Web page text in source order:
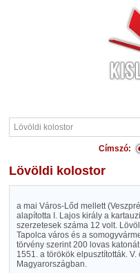
Címszó:
Lövöldi kolostor
a mai Város-Lőd mellett
alapította I. Lajos király a
szerzetesek száma 12 volt.
Tapolca város és a
törvény szerint 200 lovas
1551. a törökök elpusztították. V.
Magyarországban.